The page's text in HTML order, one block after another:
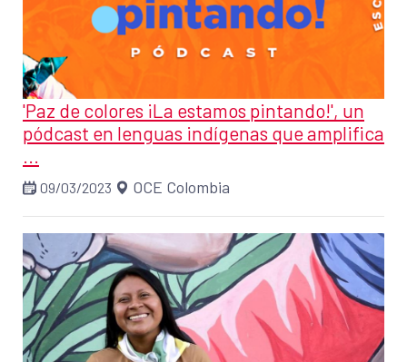
'Paz de colores ¡La estamos pintando!', un
pódcast en lenguas indígenas que amplifica
...
09/03/2023 OCE Colombia